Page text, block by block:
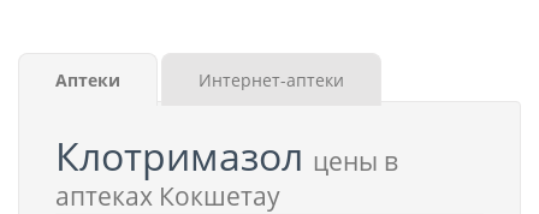
Аптеки Интернет-аптеки
Клотримазол цены в
аптеках Кокшетау